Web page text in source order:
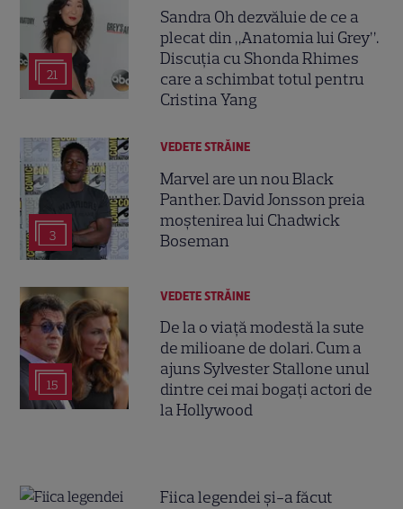
21
Sandra Oh dezvăluie de ce a
plecat din „Anatomia lui Grey”.
Discuția cu Shonda Rhimes
care a schimbat totul pentru
Cristina Yang
3
VEDETE STRĂINE
Marvel are un nou Black
Panther. David Jonsson preia
moștenirea lui Chadwick
Boseman
15
VEDETE STRĂINE
De la o viață modestă la sute
de milioane de dolari. Cum a
ajuns Sylvester Stallone unul
dintre cei mai bogați actori de
la Hollywood
Fiica legendei și-a făcut